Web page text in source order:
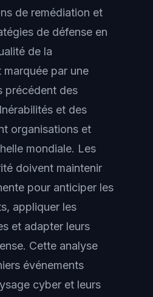
de remédiation et
de défense en
de la
par une
précédent des
et des
organisations et
mondiale. Les
doivent maintenir
pour anticiper les
appliquer les
et adapter leurs
Cette analyse
événements
cyber et leurs